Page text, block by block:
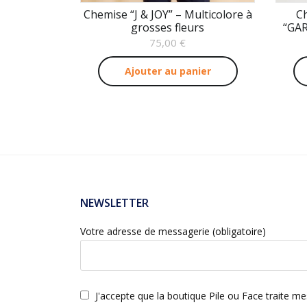
Chemise “J & JOY” – Multicolore à
grosses fleurs
75,00 €
Ajouter au panier
NEWSLETTER
Votre adresse de messagerie (obligatoire)
J'accepte que la boutique Pile ou Face traite